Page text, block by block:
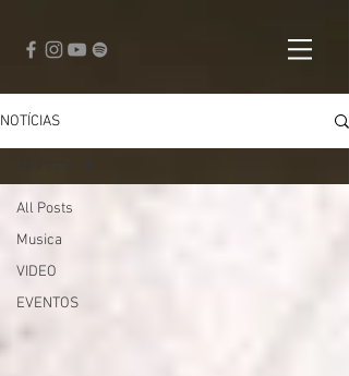
NOTÍCIAS
All Posts
Musica
VIDEO
EVENTOS